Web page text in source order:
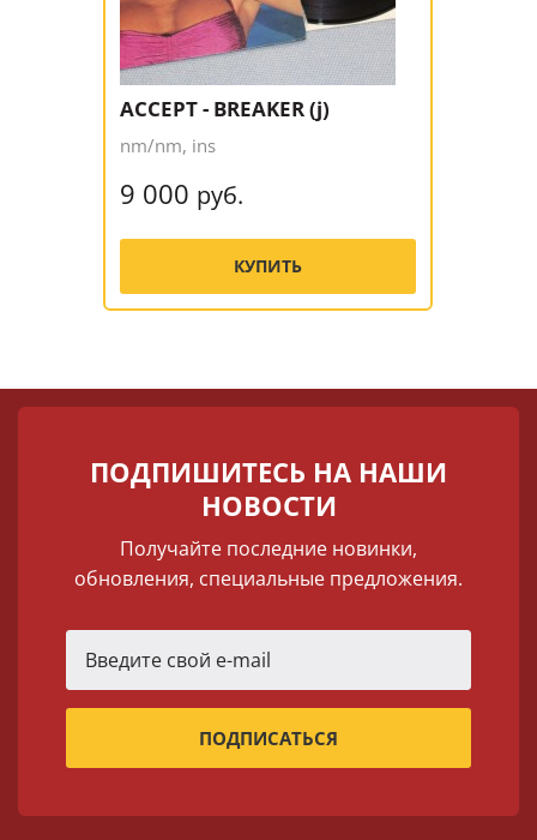
ACCEPT - BREAKER (j)
nm/nm, ins
9 000 руб.
КУПИТЬ
ПОДПИШИТЕСЬ НА НАШИ
НОВОСТИ
Получайте последние новинки,
обновления, специальные предложения.